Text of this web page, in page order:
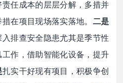
任成本的层层分解，多措并
在项目现场落实落地。 二是
排查安全隐患尤其是季节性
作，借助智能化设备，提升
扎实干好现有项目 ， 积极争创